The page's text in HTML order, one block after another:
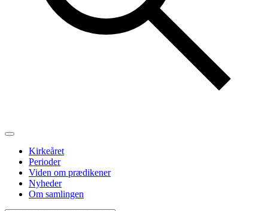
Kirkeåret
Perioder
Viden om prædikener
Nyheder
Om samlingen